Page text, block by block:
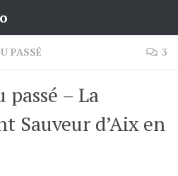
PASSÉ 3
passé – La
Sauveur d’Aix en